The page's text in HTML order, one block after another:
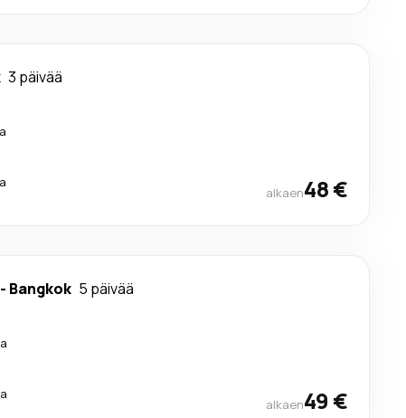
3 päivää
alkaen48 €
- Bangkok 5 päivää
alkaen49 €